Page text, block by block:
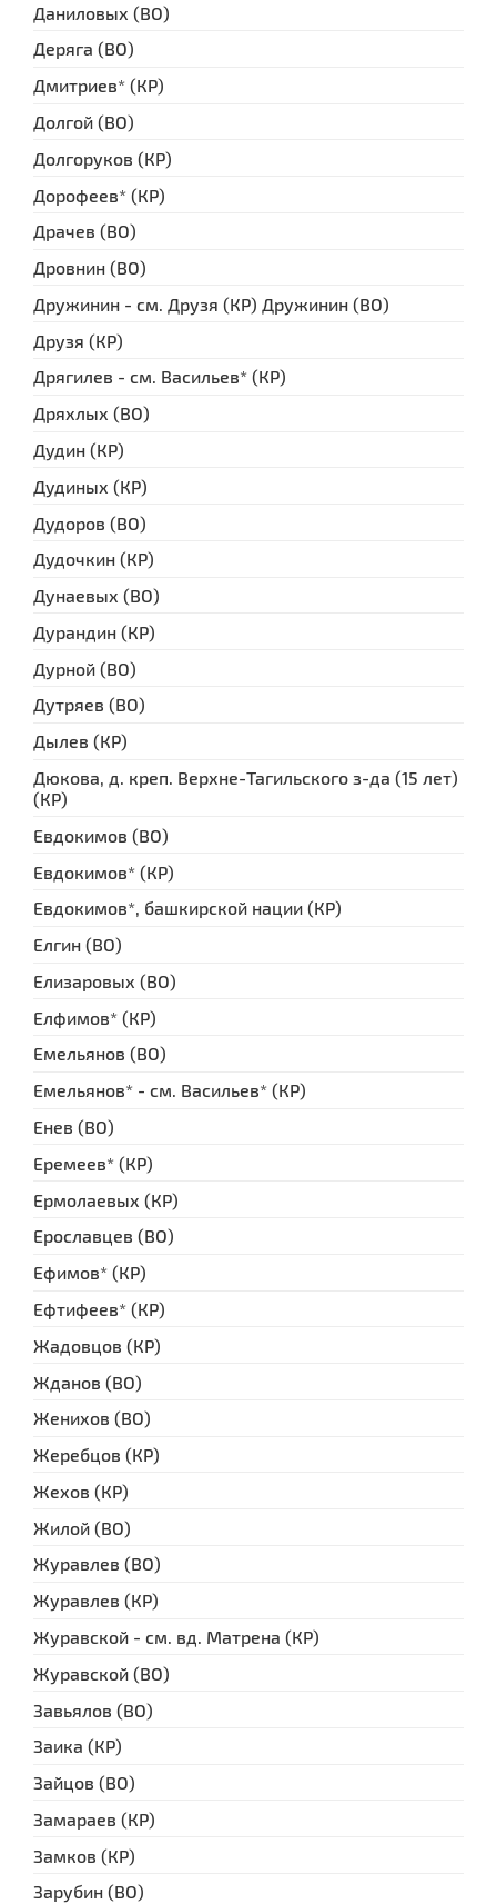
Даниловых (ВО)
Деряга (ВО)
Дмитриев* (КР)
Долгой (ВО)
Долгоруков (КР)
Дорофеев* (КР)
Драчев (ВО)
Дровнин (ВО)
Дружинин - см. Друзя (КР) Дружинин (ВО)
Друзя (КР)
Дрягилев - см. Васильев* (КР)
Дряхлых (ВО)
Дудин (КР)
Дудиных (КР)
Дудоров (ВО)
Дудочкин (КР)
Дунаевых (ВО)
Дурандин (КР)
Дурной (ВО)
Дутряев (ВО)
Дылев (КР)
Дюкова, д. креп. Верхне-Тагильского з-да (15 лет)
(КР)
Евдокимов (ВО)
Евдокимов* (КР)
Евдокимов*, башкирской нации (КР)
Елгин (ВО)
Елизаровых (ВО)
Елфимов* (КР)
Емельянов (ВО)
Емельянов* - см. Васильев* (КР)
Енев (ВО)
Еремеев* (КР)
Ермолаевых (КР)
Ерославцев (ВО)
Ефимов* (КР)
Ефтифеев* (КР)
Жадовцов (КР)
Жданов (ВО)
Женихов (ВО)
Жеребцов (КР)
Жехов (КР)
Жилой (ВО)
Журавлев (ВО)
Журавлев (КР)
Журавской - см. вд. Матрена (КР)
Журавской (ВО)
Завьялов (ВО)
Заика (КР)
Зайцов (ВО)
Замараев (КР)
Замков (КР)
Зарубин (ВО)